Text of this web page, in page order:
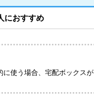
におすすめ
に使う場合、宅配ボックスが